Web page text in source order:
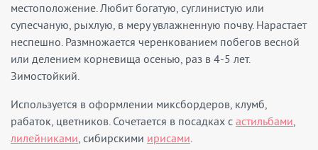
местоположение. Любит богатую, суглинистую или
супесчаную, рыхлую, в меру увлажненную почву. Нарастает
неспешно. Размножается черенкованием побегов весной
или делением корневища осенью, раз в 4-5 лет.
Зимостойкий.
Используется в оформлении миксбордеров, клумб,
рабаток, цветников. Сочетается в посадках с астильбами,
лилейниками, сибирскими ирисами.